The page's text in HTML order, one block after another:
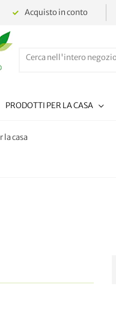
Acquisto in conto
PRODOTTI PER LA CASA
la casa